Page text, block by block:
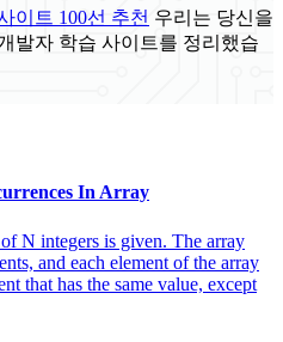
이트 100선 추천 우리는 당신을
발자 학습 사이트를 정리했습
In Array
N integers is given. The array
and each element of the array
that has the same value, except